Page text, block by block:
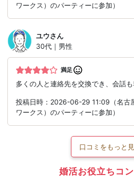
ワークス）のパーティーに参加）
ユウさん
30代｜男性
満足
多くの人と連絡先を交換でき、会話
投稿日時：2026-06-29 11:09（名古
ワークス）のパーティーに参加）
口コミをもっと
婚活お役立ちコ